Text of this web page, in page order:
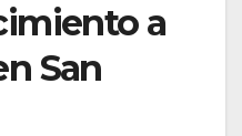
a
San